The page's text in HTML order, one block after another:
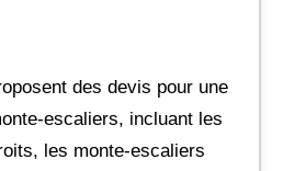
des devis pour une
escaliers, incluant les
les monte-escaliers